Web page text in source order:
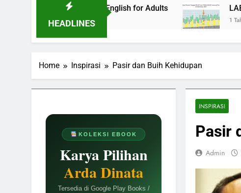
HEADLINES
EF EFEKTA English for Adults LABKESMAS
1 Tahun Ago
Home Inspirasi Pasir dan Buih Kehidupan
KOLEKSI EBOOK
Karya Pilihan
Arda Dinata
Tersedia di Google Play Books /
INSPIRASI
Pasir
Admin